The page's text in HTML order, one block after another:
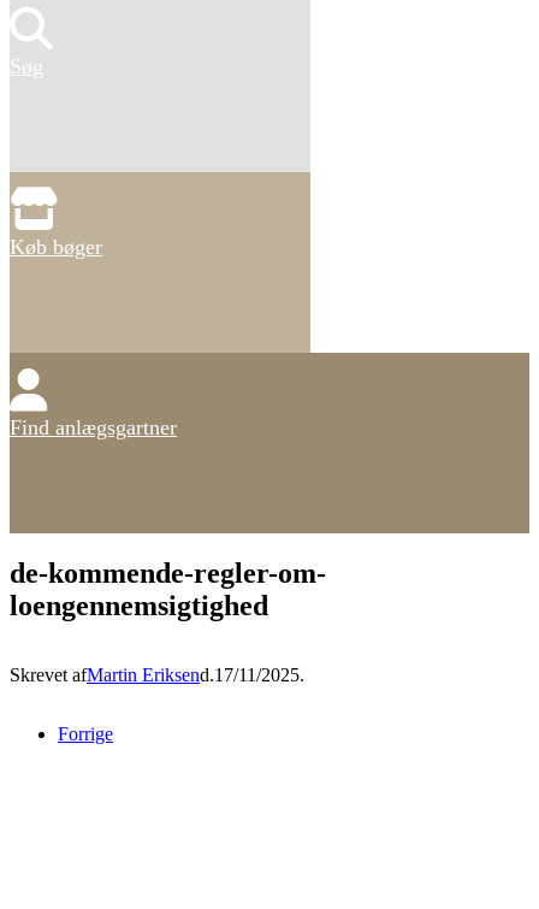
Søg
Køb bøger
Find anlægsgartner
de-kommende-regler-om-
loengennemsigtighed
Skrevet afMartin Eriksend.17/11/2025.
Forrige